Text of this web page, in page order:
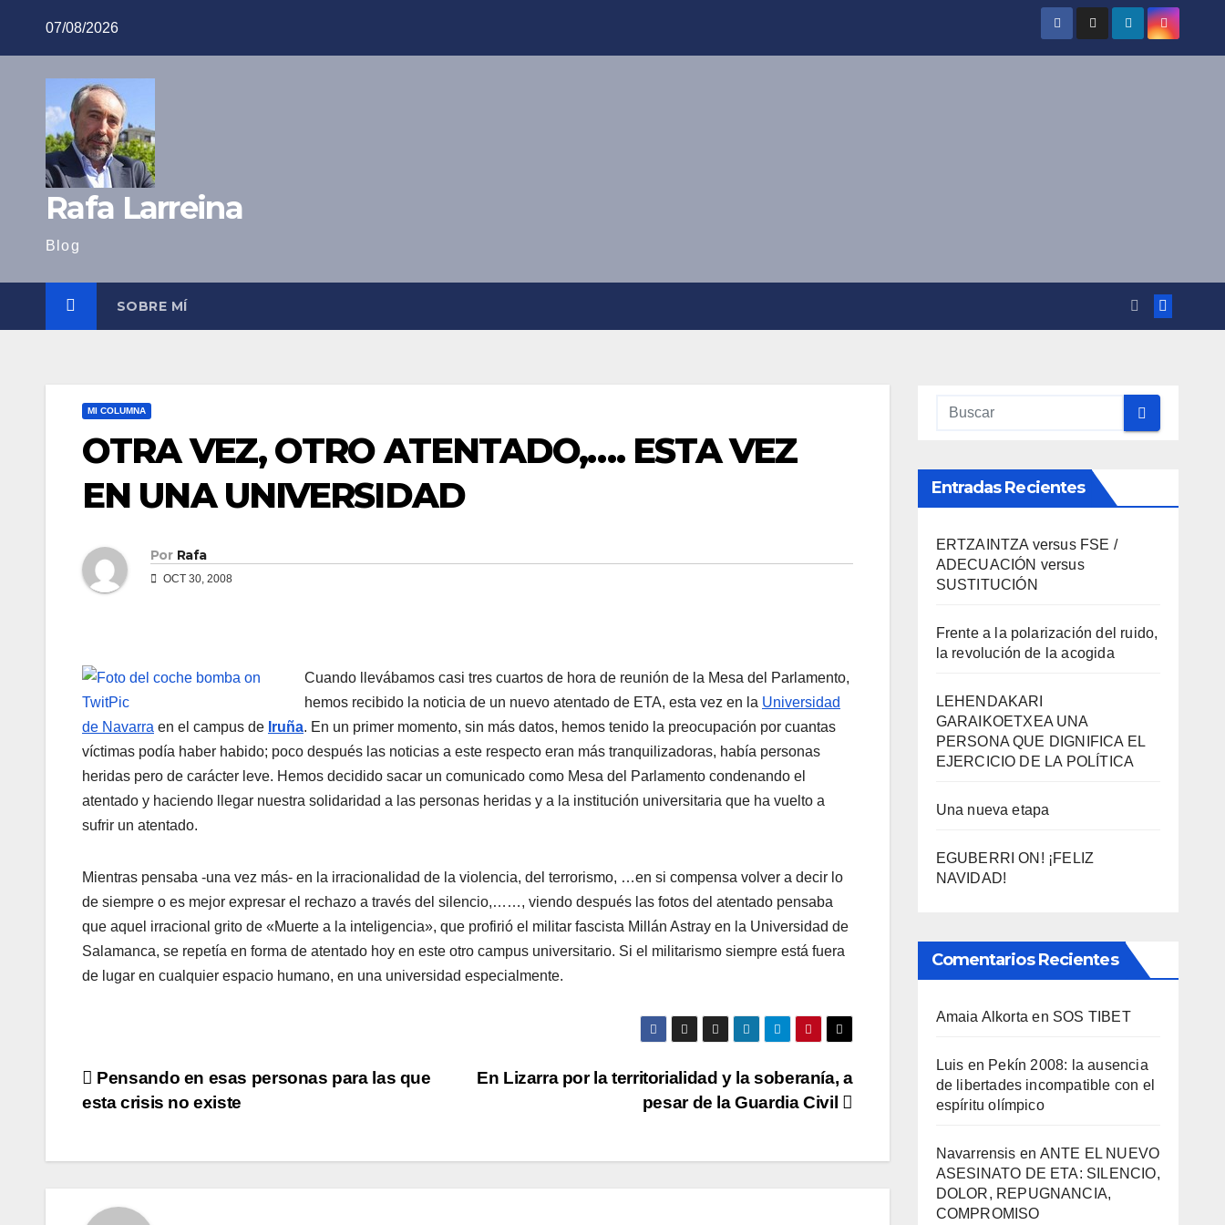
07/08/2026
Rafa Larreina
Blog
SOBRE MÍ
MI COLUMNA
OTRA VEZ, OTRO ATENTADO,…. ESTA VEZ
EN UNA UNIVERSIDAD
Por Rafa
OCT 30, 2008
Cuando llevábamos casi tres cuartos de hora de reunión de la Mesa del Parlamento,
hemos recibido la noticia de un nuevo atentado de ETA, esta vez en la Universidad
de Navarra en el campus de Iruña. En un primer momento, sin más datos, hemos tenido la preocupación por cuantas
ví­ctimas podí­a haber habido; poco después las noticias a este respecto eran más tranquilizadoras, habí­a personas
heridas pero de carácter leve. Hemos decidido sacar un comunicado como Mesa del Parlamento condenando el
atentado y haciendo llegar nuestra solidaridad a las personas heridas y a la institución universitaria que ha vuelto a
sufrir un atentado.
Mientras pensaba -una vez más- en la irracionalidad de la violencia, del terrorismo, …en si compensa volver a decir lo
de siempre o es mejor expresar el rechazo a través del silencio,……, viendo después las fotos del atentado pensaba
que aquel irracional grito de «Muerte a la inteligencia», que profirió el militar fascista Millán Astray en la Universidad de
Salamanca, se repetí­a en forma de atentado hoy en este otro campus universitario. Si el militarismo siempre está fuera
de lugar en cualquier espacio humano, en una universidad especialmente.
Navegación
entradas
En Lizarra por la territorialidad y la soberaní­a, a
pesar de la Guardia Civil
Pensando en esas personas para las que
esta crisis no existe
Entradas Recientes
ERTZAINTZA versus FSE /
ADECUACIÓN versus
SUSTITUCIÓN
Frente a la polarización del ruido,
la revolución de la acogida
LEHENDAKARI
GARAIKOETXEA UNA
PERSONA QUE DIGNIFICA EL
EJERCICIO DE LA POLÍTICA
Una nueva etapa
EGUBERRI ON! ¡FELIZ
NAVIDAD!
Comentarios Recientes
Amaia Alkorta en SOS TIBET
Luis en Pekí­n 2008: la ausencia
de libertades incompatible con el
espí­ritu olí­mpico
Navarrensis en ANTE EL NUEVO
ASESINATO DE ETA: SILENCIO,
DOLOR, REPUGNANCIA,
COMPROMISO